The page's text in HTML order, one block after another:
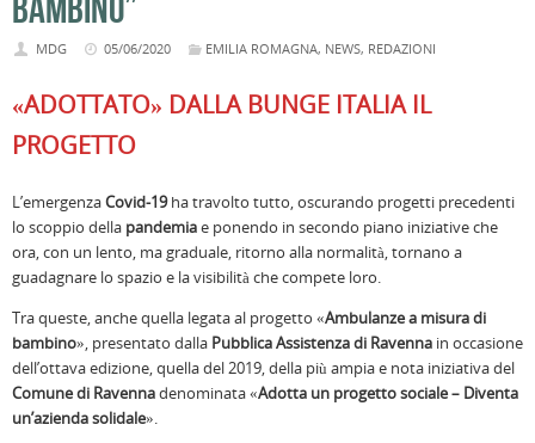
BAMBINO”
MDG 05/06/2020 EMILIA ROMAGNA, NEWS, REDAZIONI
«ADOTTATO» DALLA BUNGE ITALIA IL
PROGETTO
L’emergenzaCovid-19ha travolto tutto, oscurando progetti precedenti
lo scoppio della pandemiae ponendo in secondo piano iniziative che
ora, con un lento, ma graduale, ritorno alla normalità, tornano a
guadagnare lo spazio e la visibilità che compete loro.
Tra queste, anche quella legata al progetto «Ambulanze a misura di
bambino», presentato dalla Pubblica Assistenza di Ravenna in occasione
dell’ottava edizione, quella del 2019, della più ampia e nota iniziativa del
Comune di Ravennadenominata «Adotta un progetto sociale – Diventa
un’azienda solidale».